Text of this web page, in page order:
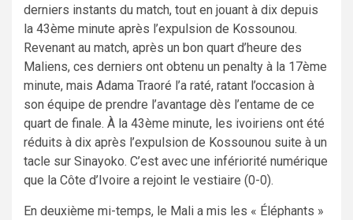
derniers instants du match, tout en jouant à dix depuis
la 43ème minute après l’expulsion de Kossounou.
Revenant au match, après un bon quart d’heure des
Maliens, ces derniers ont obtenu un penalty à la 17ème
minute, mais Adama Traoré l’a raté, ratant l’occasion à
son équipe de prendre l’avantage dès l’entame de ce
quart de finale. À la 43ème minute, les ivoiriens ont été
réduits à dix après l’expulsion de Kossounou suite à un
tacle sur Sinayoko. C’est avec une infériorité numérique
que la Côte d’Ivoire a rejoint le vestiaire (0-0).
En deuxième mi-temps, le Mali a mis les « Éléphants »